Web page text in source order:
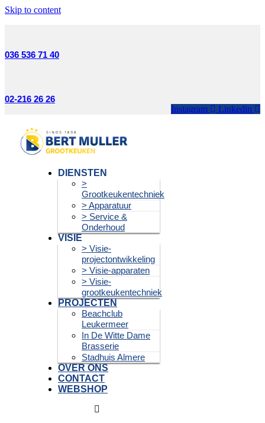
Skip to content
036 536 71 40
02-216 26 26
Instagram
Linkedin
DIENSTEN
>
Grootkeukentechniek
> Apparatuur
> Service &
Onderhoud
VISIE
> Visie-
projectontwikkeling
> Visie-apparaten
> Visie-
grootkeukentechniek
PROJECTEN
Beachclub
Leukermeer
In De Witte Dame
Brasserie
Stadhuis Almere
OVER ONS
CONTACT
WEBSHOP